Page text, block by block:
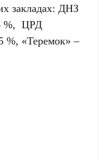
закладах: ДНЗ
%, ЦРД
%, «Теремок» –